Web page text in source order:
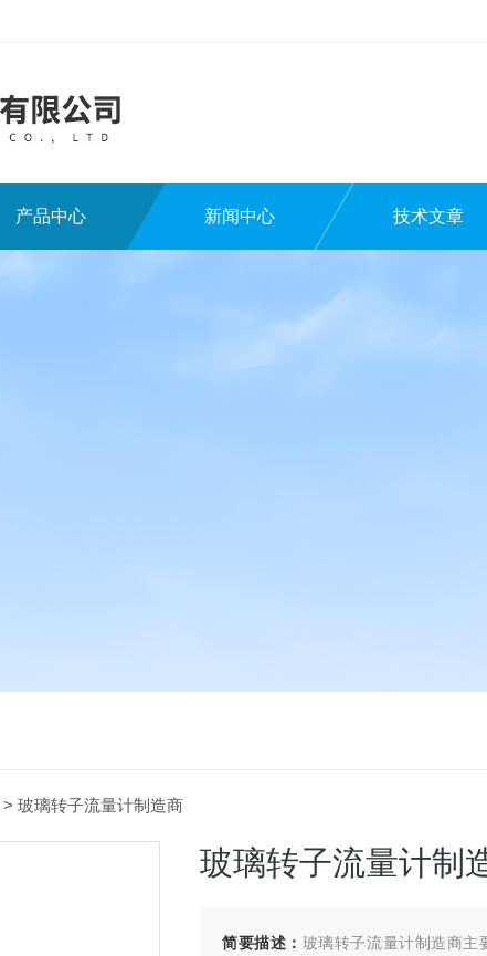
产品中心 新闻中心 技术文章
> 玻璃转子流量计制造商
玻璃转子流量计制
简要描述： 玻璃转子流量计制造商主